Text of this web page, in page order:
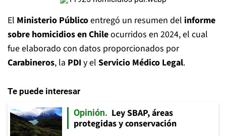
El Ministerio Públicoentregó un resumen del informe
sobre homicidios en Chileocurridos en 2024, el cual
fue elaborado con datos proporcionados por
Carabineros, la PDI y el Servicio Médico Legal.
Te puede interesar
Opinión
Ley SBAP, áreas
protegidas y conservación